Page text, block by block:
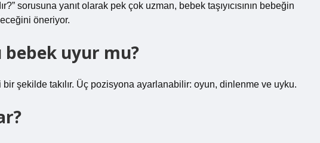
sorusuna yanıt olarak pek çok uzman, bebek taşıyıcısının bebeğin
öneriyor.
bebek uyur mu?
şekilde takılır. Üç pozisyona ayarlanabilir: oyun, dinlenme ve uyku.